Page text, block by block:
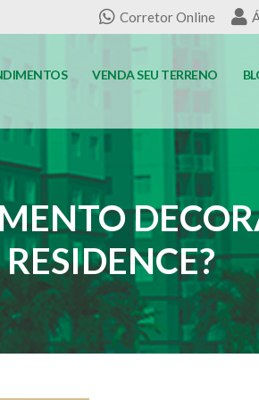
Corretor Online
VENDA SEU TERRENO